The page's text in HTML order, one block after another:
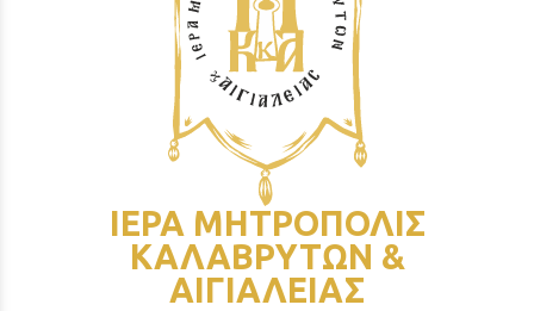
ΙΕΡΑ ΜΗΤΡΟΠΟΛΙΣ
ΚΑΛΑΒΡΥΤΩΝ &
ΑΙΓΙΑΛΕΙΑΣ